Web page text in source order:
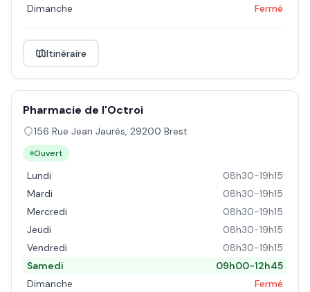
Dimanche
Fermé
Itinéraire
Pharmacie de l'Octroi
156 Rue Jean Jaurès, 29200 Brest
Ouvert
Lundi
08h30-19h15
Mardi
08h30-19h15
Mercredi
08h30-19h15
Jeudi
08h30-19h15
Vendredi
08h30-19h15
Samedi
09h00-12h45
Dimanche
Fermé